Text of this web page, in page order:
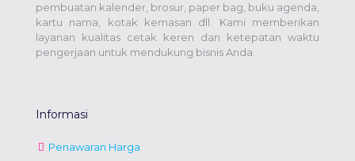
pembuatan kalender, brosur, paper bag, buku agenda,
kartu nama, kotak kemasan dll. Kami memberikan
layanan kualitas cetak keren dan ketepatan waktu
pengerjaan untuk mendukung bisnis Anda.
Informasi
Penawaran Harga